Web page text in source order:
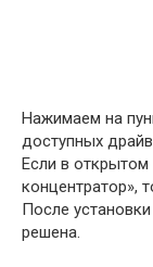
Нажимаем на
доступных
Если в открытом
концентратор»,
После
решена.